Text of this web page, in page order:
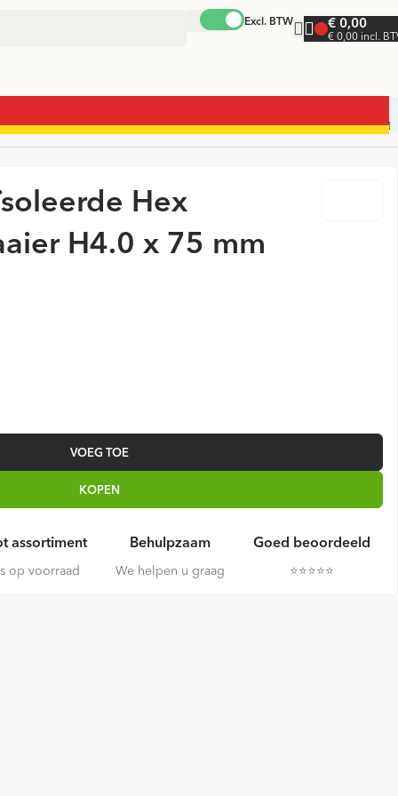
Excl. BTW € 0,00
€ 0,00 incl.
Hex
H4.0 x 75 mm
VOEG TOE
KOPEN
assortiment
op voorraad
Behulpzaam
We helpen u graag
Goed beoordeeld
⭐️⭐️⭐️⭐️⭐️